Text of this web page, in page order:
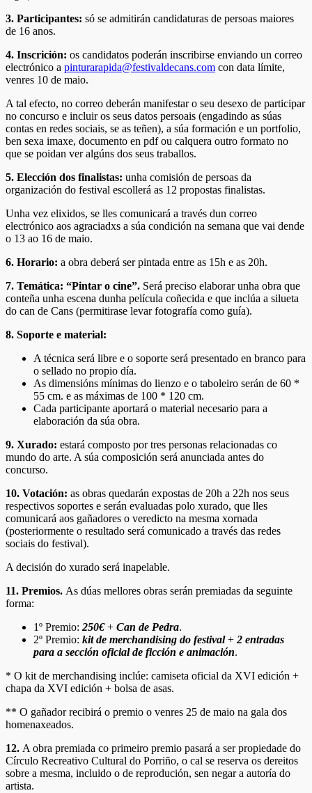
3. Participantes: só se admitirán candidaturas de persoas maiores
de 16 anos.
4. Inscrición: os candidatos poderán inscribirse enviando un correo
electrónico a pinturarapida@festivaldecans.com con data límite,
venres 10 de maio.
A tal efecto, no correo deberán manifestar o seu desexo de participar
no concurso e incluir os seus datos persoais (engadindo as súas
contas en redes sociais, se as teñen), a súa formación e un portfolio,
ben sexa imaxe, documento en pdf ou calquera outro formato no
que se poidan ver algúns dos seus traballos.
5. Elección dos finalistas: unha comisión de persoas da
organización do festival escollerá as 12 propostas finalistas.
Unha vez elixidos, se lles comunicará a través dun correo
electrónico aos agraciadxs a súa condición na semana que vai dende
o 13 ao 16 de maio.
6. Horario: a obra deberá ser pintada entre as 15h e as 20h.
7. Temática: “Pintar o cine”. Será preciso elaborar unha obra que
conteña unha escena dunha película coñecida e que inclúa a silueta
do can de Cans (permitirase levar fotografía como guía).
8. Soporte e material:
A técnica será libre e o soporte será presentado en branco para
o sellado no propio día.
As dimensións mínimas do lienzo e o taboleiro serán de 60 *
55 cm. e as máximas de 100 * 120 cm.
Cada participante aportará o material necesario para a
elaboración da súa obra.
9. Xurado: estará composto por tres personas relacionadas co
mundo do arte. A súa composición será anunciada antes do
concurso.
10. Votación: as obras quedarán expostas de 20h a 22h nos seus
respectivos soportes e serán evaluadas polo xurado, que lles
comunicará aos gañadores o veredicto na mesma xornada
(posteriormente o resultado será comunicado a través das redes
sociais do festival).
A decisión do xurado será inapelable.
11. Premios. As dúas mellores obras serán premiadas da seguinte
forma:
1º Premio: 250€+ Can de Pedra.
2º Premio: kit de merchandising do festival + 2 entradas
para a sección oficial de ficción e animación.
* O kit de merchandising inclúe: camiseta oficial da XVI edición +
chapa da XVI edición + bolsa de asas.
** O gañador recibirá o premio o venres 25 de maio na gala dos
homenaxeados.
12. A obra premiada co primeiro premio pasará a ser propiedade do
Círculo Recreativo Cultural do Porriño, o cal se reserva os dereitos
sobre a mesma, incluido o de reprodución, sen negar a autoría do
artista.